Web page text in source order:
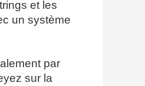
et les
un système
par
sur la